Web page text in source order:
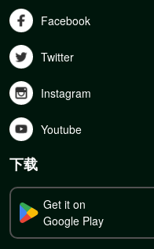
Facebook
Twitter
Instagram
Youtube
下载
Get it on
Google Play